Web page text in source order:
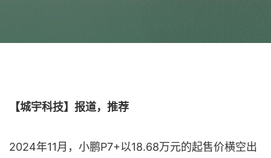
【城宇科技】报道，推荐
2024年11月，小鹏P7+以18.68万元的起售价横空出